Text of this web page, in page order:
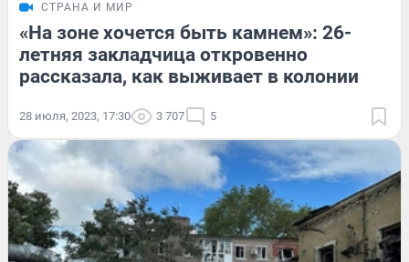
СТРАНА И МИР
«На зоне хочется быть камнем»: 26-
летняя закладчица откровенно
рассказала, как выживает в колонии
28 июля, 2023, 17:30 3 707 5